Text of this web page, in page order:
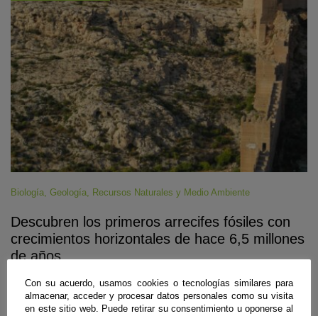
Biología, Geología, Recursos Naturales y Medio Ambiente
Descubren los primeros arrecifes fósiles con
crecimientos horizontales de hace 6,5 millones
de años
Almería ,Granada| 05 de agosto de 2026
Investigadores de las universidades de Almería y Granada han
Con su acuerdo, usamos cookies o tecnologías similares para
almacenar, acceder y procesar datos personales como su visita
en este sitio web. Puede retirar su consentimiento u oponerse al